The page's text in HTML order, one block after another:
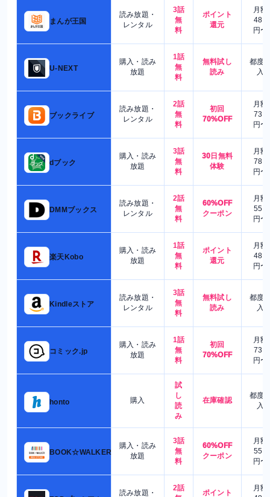
まんが王国
読み放題・
レンタル
3話
無
料
ポイント
還元
月額
480
円〜
U-NEXT
購入・読み
放題
1話
無
料
無料試し
読み
都度
入
ブックライブ
読み放題・
レンタル
2話
無
料
初回
70%OFF
月額
730
円〜
dブック
購入・読み
放題
3話
無
料
30日無料
体験
月額
780
円〜
DMMブックス
読み放題・
レンタル
2話
無
料
60%OFF
クーポン
月額
550
円〜
楽天Kobo
購入・読み
放題
1話
無
料
ポイント
還元
月額
480
円〜
Kindleストア
読み放題・
レンタル
3話
無
料
無料試し
読み
都度
入
コミック.jp
購入・読み
放題
1話
無
料
初回
70%OFF
月額
730
円〜
honto 購入
試
し
読
み
在庫確認
都度
入
BOOK☆WALKER
購入・読み
放題
3話
無
料
60%OFF
クーポン
月額
550
円〜
読み放題・
2話
ポイント
月額